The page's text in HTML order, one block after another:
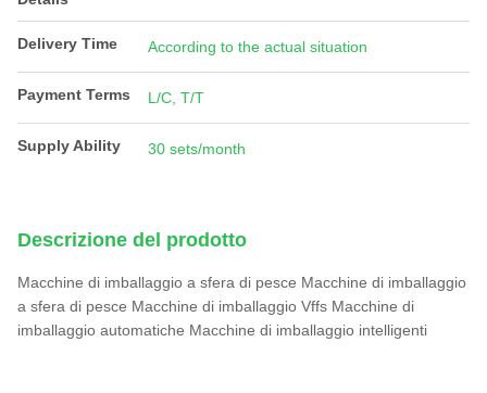
Delivery Time According to the actual situation
Payment Terms L/C, T/T
Supply Ability 30 sets/month
Descrizione del prodotto
Macchine di imballaggio a sfera di pesce Macchine di imballaggio
a sfera di pesce Macchine di imballaggio Vffs Macchine di
imballaggio automatiche Macchine di imballaggio intelligenti